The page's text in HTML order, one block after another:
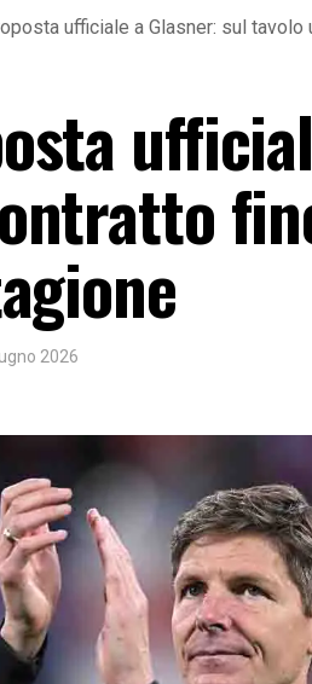
ufficiale a Glasner: sul
2026